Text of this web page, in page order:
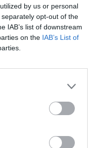
by us or personal
opt-out of the
IAB’s list of downstream
on the IAB’s List of